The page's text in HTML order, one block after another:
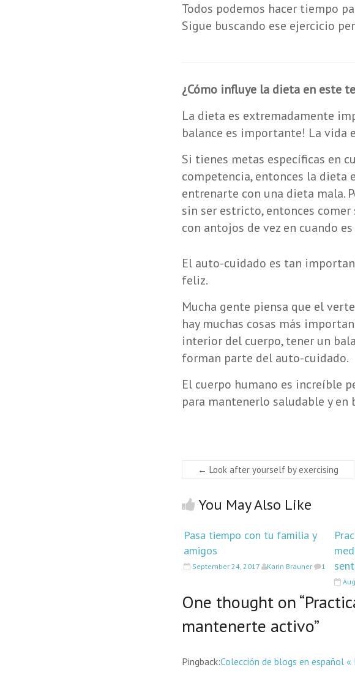
Todos podemos hacer tiempo
Sigue buscando ese ejercicio
¿Cómo influye la dieta en este
La dieta es extremadamente
balance es importante! La vida
Si tienes metas específicas en
competencia, entonces la dieta
entrenarte con una dieta mala.
sin ser estricto, entonces
con antojos de vez en cuando
El auto-cuidado es tan
feliz.
Mucha gente piensa que el
hay muchas cosas más
interior del cuerpo, tener un
forman parte del auto-cuidado.
El cuerpo humano es increíble
para mantenerlo saludable y en
← Look after yourself by exercising
You May Also Like
Pasa tiempo con tu familia y
amigos
September 24, 2017 Karin Brauner 1
One thought on “
mantenerte activo”
Pingback:Colección de blogs en español